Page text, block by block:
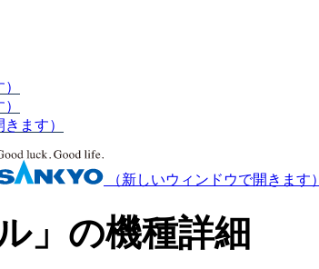
ます）
（新しいウィンドウで開きます）
」の機種詳細